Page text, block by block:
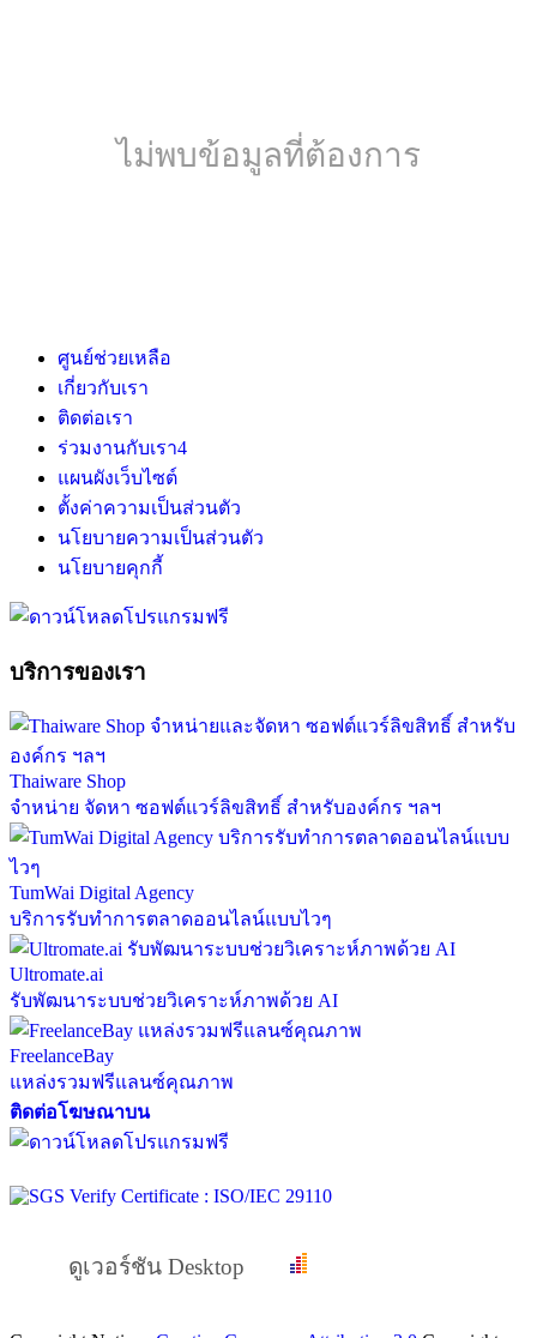
ไม่พบข้อมูลที่ต้องการ
ศูนย์ช่วยเหลือ
เกี่ยวกับเรา
ติดต่อเรา
ร่วมงานกับเรา4
แผนผังเว็บไซต์
ตั้งค่าความเป็นส่วนตัว
นโยบายความเป็นส่วนตัว
นโยบายคุกกี้
บริการของเรา
Thaiware Shop
จำหน่าย จัดหา ซอฟต์แวร์ลิขสิทธิ์ สำหรับองค์กร ฯลฯ
TumWai Digital Agency
บริการรับทำการตลาดออนไลน์แบบไวๆ
Ultromate.ai
รับพัฒนาระบบช่วยวิเคราะห์ภาพด้วย AI
FreelanceBay
แหล่งรวมฟรีแลนซ์คุณภาพ
ติดต่อโฆษณาบน
ดูเวอร์ชัน Desktop